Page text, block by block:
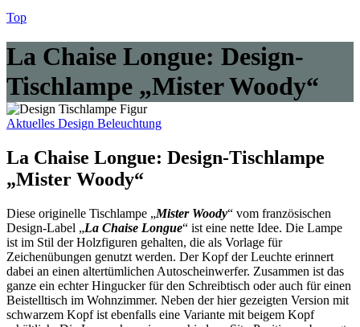
Top
La Chaise Longue: Design-
Tischlampe „Mister Woody“
Aktuelles Design Beleuchtung
La Chaise Longue: Design-Tischlampe
„Mister Woody“
Diese originelle Tischlampe „Mister Woody“ vom französischen
Design-Label „La Chaise Longue“ ist eine nette Idee. Die Lampe
ist im Stil der Holzfiguren gehalten, die als Vorlage für
Zeichenübungen genutzt werden. Der Kopf der Leuchte erinnert
dabei an einen altertümlichen Autoscheinwerfer. Zusammen ist das
ganze ein echter Hingucker für den Schreibtisch oder auch für einen
Beistelltisch im Wohnzimmer. Neben der hier gezeigten Version mit
schwarzem Kopf ist ebenfalls eine Variante mit beigem Kopf